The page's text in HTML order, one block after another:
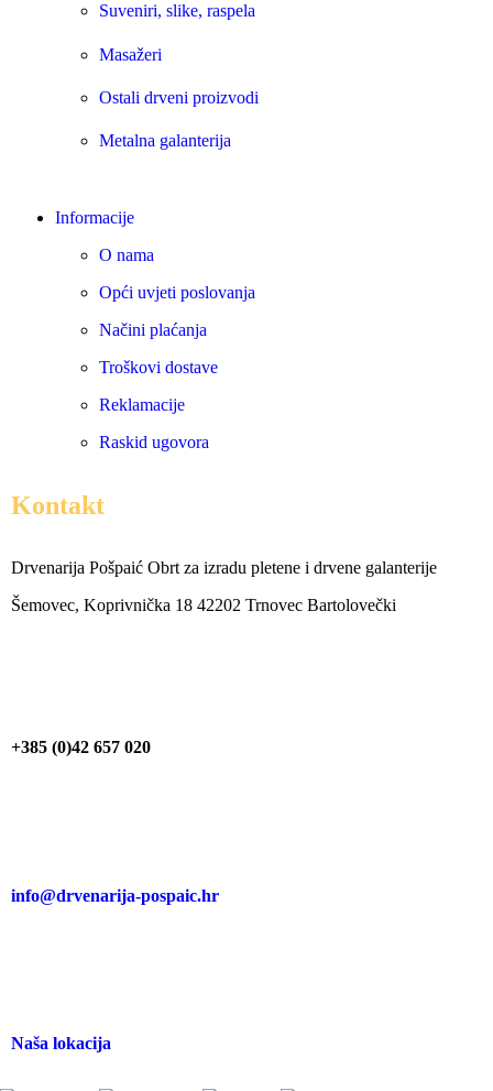
Suveniri, slike, raspela
Masažeri
Ostali drveni proizvodi
Metalna galanterija
Informacije
O nama
Opći uvjeti poslovanja
Načini plaćanja
Troškovi dostave
Reklamacije
Raskid ugovora
Kontakt
Drvenarija Pošpaić Obrt za izradu pletene i drvene galanterije
Šemovec, Koprivnička 18 42202 Trnovec Bartolovečki
+385 (0)42 657 020
info@drvenarija-pospaic.hr
Naša lokacija